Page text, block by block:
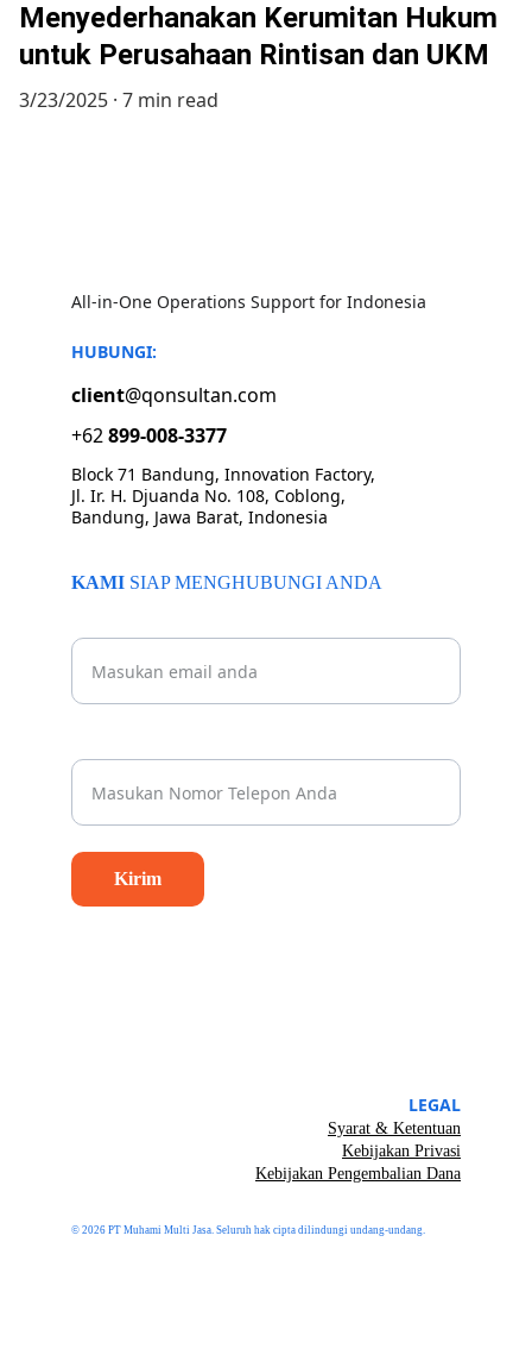
Menyederhanakan Kerumitan Hukum
untuk Perusahaan Rintisan dan UKM
3/23/2025 7 min read
All-in-One Operations Support for Indonesia
HUBUNGI:
KAMI SIAP MENGHUBUNGI ANDA
client@qonsultan.com
+62 899-008-3377
Kirim
© 2026 PT Muhami Multi Jasa. Seluruh hak cipta dilindungi undang-undang.
Syarat & Ketentuan
Kebijakan Privasi
LEGAL
Kebijakan Pengembalian Dana
Block 71 Bandung, Innovation Factory,
Jl. Ir. H. Djuanda No. 108, Coblong,
Bandung, Jawa Barat, Indonesia